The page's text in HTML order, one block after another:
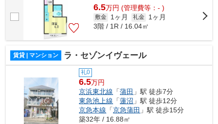
6.5万円 (管理費等：- )
敷金 1ヶ月 礼金
1ヶ月
3階 / 1R / 16.04㎡
賃貸 | マンション ラ・セゾンイヴェール
礼0
6.5万円
京浜東北線 「蒲田 」駅 徒歩7分
東急池上線 「蓮沼 」駅 徒歩12分
京急本線 「京急蒲田 」駅 徒歩15分
築32年 / 16.88㎡